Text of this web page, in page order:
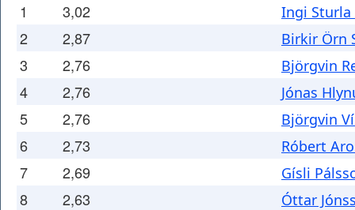
1 3,02 Ingi
2 2,87 Birkir Örn
3 2,76 Björgvin
4 2,76 Jónas
5 2,76 Björgvin
6 2,73 Róbert
7 2,69 Gísli
8 2,63 Óttar